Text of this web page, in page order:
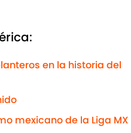
en la historia del
mexicano de la Liga MX